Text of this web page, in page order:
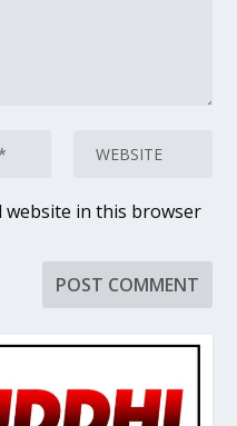
website in this browser